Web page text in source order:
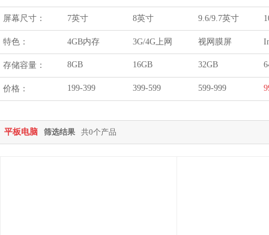
屏幕尺寸： 7英寸 8英寸 9.6/9.7英寸
特色： 4GB内存 3G/4G上网 视网膜屏
存储容量： 8GB 16GB 32GB
价格： 199-399 399-599 599-999
平板电脑 筛选结果 共0个产品